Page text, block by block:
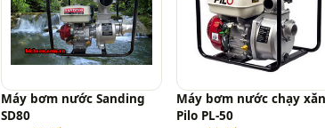
Máy bơm nước Sanding
SD80
Máy bơm nước chạy
Pilo PL-50